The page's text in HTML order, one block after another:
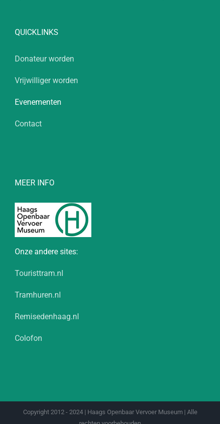
QUICKLINKS
Donateur worden
Vrijwilliger worden
Evenementen
Contact
MEER INFO
Onze andere sites:
Touristtram.nl
Tramhuren.nl
Remisedenhaag.nl
Colofon
Copyright 2012 - 2024 | Haags Openbaar Vervoer Museum | Alle